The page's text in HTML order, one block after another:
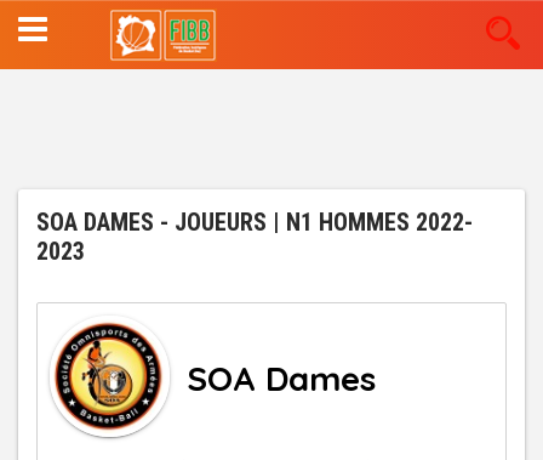
Aller
au
contenu
SOA DAMES - JOUEURS | N1 HOMMES 2022-
2023
SOA Dames